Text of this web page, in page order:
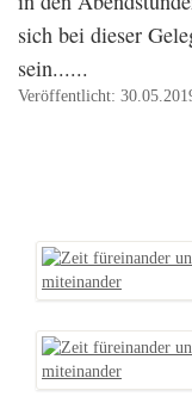
sich bei dieser
sein......
Veröffentlicht: